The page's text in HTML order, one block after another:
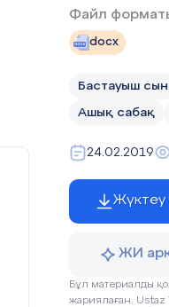
Файл
docx
Бастауыш
Ашық сабақ
24.02.2019
Жүктеу
ЖИ
Бұл материалды
жариялаған. Ustaz